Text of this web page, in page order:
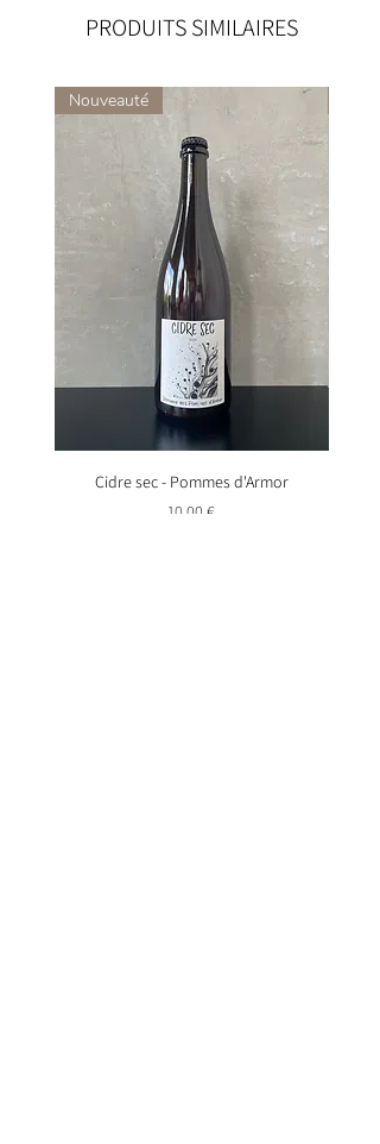
PRODUITS SIMILAIRES
Nouveauté
Cidre sec - Pommes d'Armor
Prix
10,00 €